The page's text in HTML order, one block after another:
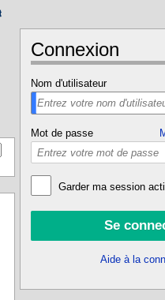
Connexion
Nom d'utilisateur
Mot de passe
Garder ma session
Aide à la